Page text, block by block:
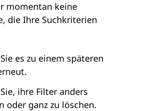
momentan keine
die Ihre Suchkriterien
es zu einem späteren
ihre Filter anders
oder ganz zu löschen.